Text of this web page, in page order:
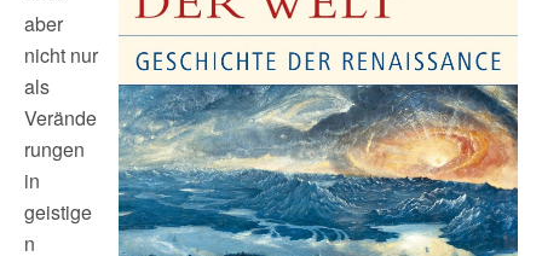
aber
nicht nur
als
Verände
rungen
in
geistige
n